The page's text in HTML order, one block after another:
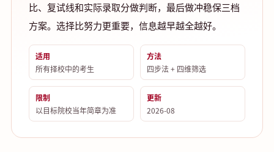
比、复试线和实际录取分做判断，最后做冲稳保三档
方案。选择比努力更重要，信息越早越全越好。
适用
所有择校中的考生
方法
四步法 + 四维筛选
限制
以目标院校当年简章为准
更新
2026-08